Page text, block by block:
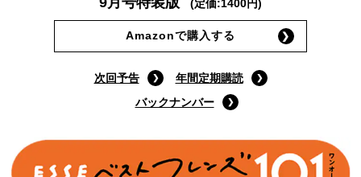
Amazonで購入する